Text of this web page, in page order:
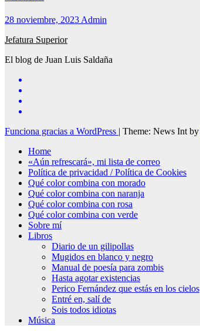
28 noviembre, 2023 Admin
Jefatura Superior
El blog de Juan Luis Saldaña
Funciona gracias a WordPress | Theme: News Int by
Home
«Aún refrescará», mi lista de correo
Política de privacidad / Política de Cookies
Qué color combina con morado
Qué color combina con naranja
Qué color combina con rosa
Qué color combina con verde
Sobre mí
Libros
Diario de un gilipollas
Mugidos en blanco y negro
Manual de poesía para zombis
Hasta agotar existencias
Perico Fernández que estás en los cielos
Entré en, salí de
Sois todos idiotas
Música